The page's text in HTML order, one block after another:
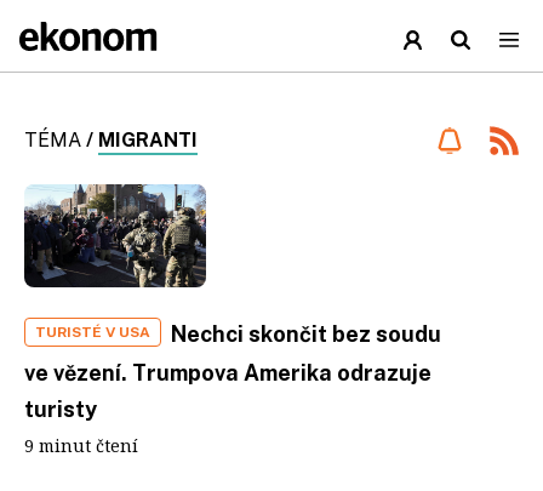
TÉMA / MIGRANTI
TURISTÉ V USA
Nechci skončit bez soudu
ve vězení. Trumpova Amerika odrazuje
turisty
9 minut čtení